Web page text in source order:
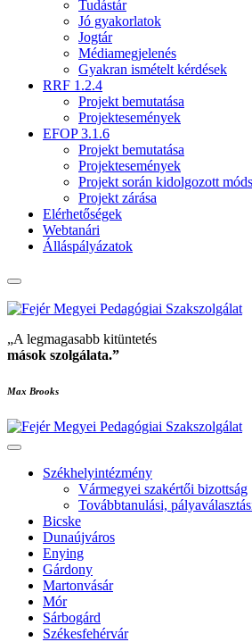
Tudástár
Jó gyakorlatok
Jogtár
Médiamegjelenés
Gyakran ismételt kérdések
RRF 1.2.4
Projekt bemutatása
Projektesemények
EFOP 3.1.6
Projekt bemutatása
Projektesemények
Projekt során kidolgozott
Projekt zárása
Elérhetőségek
Webtanári
Álláspályázatok
„A legmagasabb kitüntetés
mások szolgálata.”
Max Brooks
Székhelyintézmény
Vármegyei szakértői bizottság
Továbbtanulási,
Bicske
Dunaújváros
Enying
Gárdony
Martonvásár
Mór
Sárbogárd
Székesfehérvár